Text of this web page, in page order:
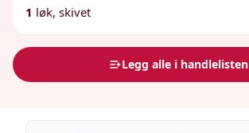
1 løk, skivet
Legg alle i handlelisten